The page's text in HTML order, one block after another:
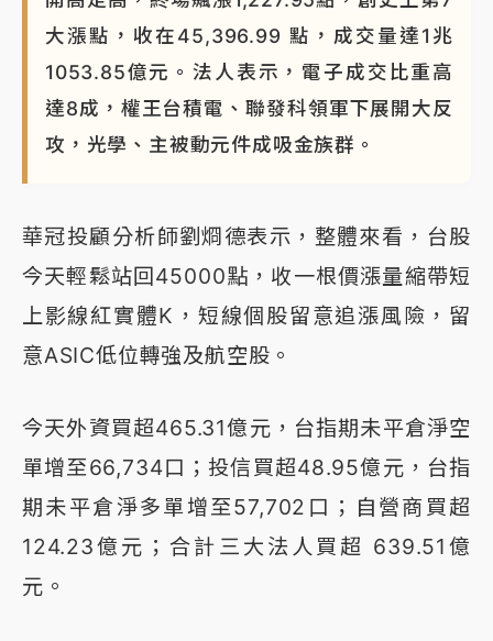
周末精選｜ 鎢業董座離奇命喪豪宅！檢警3方向追出前
大漲點，收在45,396.99 點，成交量達1兆
1053.85億元。法人表示，電子成交比重高
達8成，權王台積電、聯發科領軍下展開大反
攻，光學、主被動元件成吸金族群。
華冠投顧分析師劉烱德表示，整體來看，台股
今天輕鬆站回45000點，收一根價漲量縮帶短
上影線紅實體K，短線個股留意追漲風險，留
意ASIC低位轉強及航空股。
今天外資買超465.31億元，台指期未平倉淨空
單增至66,734口；投信買超48.95億元，台指
期未平倉淨多單增至57,702口；自營商買超
124.23億元；合計三大法人買超 639.51億
元。